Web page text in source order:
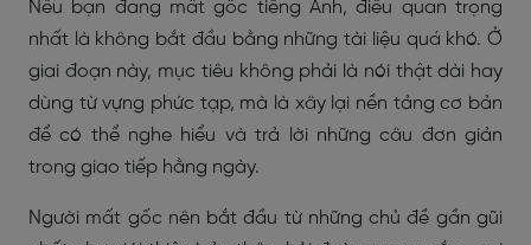
Nếu bạn đang mất gốc tiếng Anh, điều quan trọng
nhất là không bắt đầu bằng những tài liệu quá khó. Ở
giai đoạn này, mục tiêu không phải là nói thật dài hay
dùng từ vựng phức tạp, mà là xây lại nền tảng cơ bản
để có thể nghe hiểu và trả lời những câu đơn giản
trong giao tiếp hằng ngày.
Người mất gốc nên bắt đầu từ những chủ đề gần gũi